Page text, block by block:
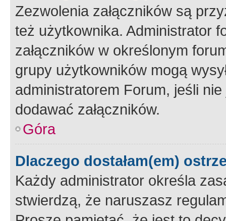
Zezwolenia załączników są
też użytkownika. Administrator
załączników w określonym
grupy użytkowników mogą
administratorem Forum, jeśli
dodawać załączników.
Góra
Dlaczego dostałam(em)
Każdy administrator określa
stwierdzą, że naruszasz